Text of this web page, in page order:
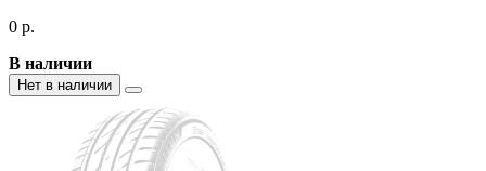
0 р.
В наличии
Нет в наличии